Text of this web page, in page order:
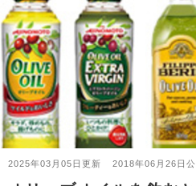
2025年03月05日更新 2018年06月26日公